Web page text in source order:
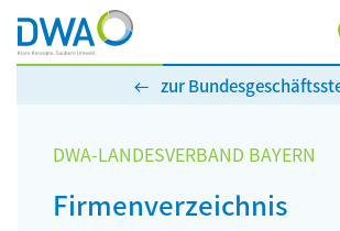
zur
DWA-LANDESVERBAND BAYERN
Firmenverzeichnis